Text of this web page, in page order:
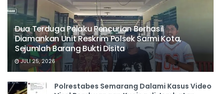
Dua Terduga Pelaku Pencurian Berhasil
Diamankan Unit Reskrim Polsek Sarmi Kota,
Sejumlah Barang Bukti Disita
JULI 25, 2026
Polrestabes Semarang Dalami Kasus Video